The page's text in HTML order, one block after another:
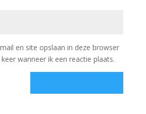
en site opslaan in deze browser
wanneer ik een reactie plaats.